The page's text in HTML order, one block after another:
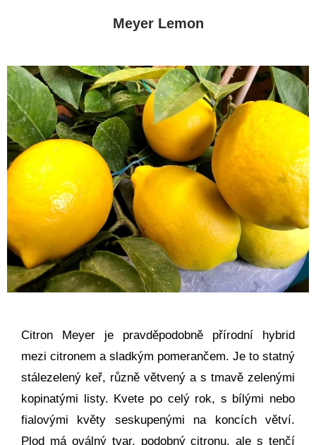
Meyer Lemon
Citron Meyer je pravděpodobně přírodní hybrid
mezi citronem a sladkým pomerančem. Je to statný
stálezelený keř, různě větvený a s tmavě zelenými
kopinatými listy. Kvete po celý rok, s bílými nebo
fialovými květy seskupenými na koncích větví.
Plod má oválný tvar, podobný citronu, ale s tenčí